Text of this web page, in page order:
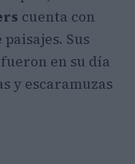
cuenta con
Sus
en su día
y escaramuzas